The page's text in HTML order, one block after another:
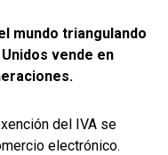
mundo triangulando
vende en
del IVA se
electrónico.